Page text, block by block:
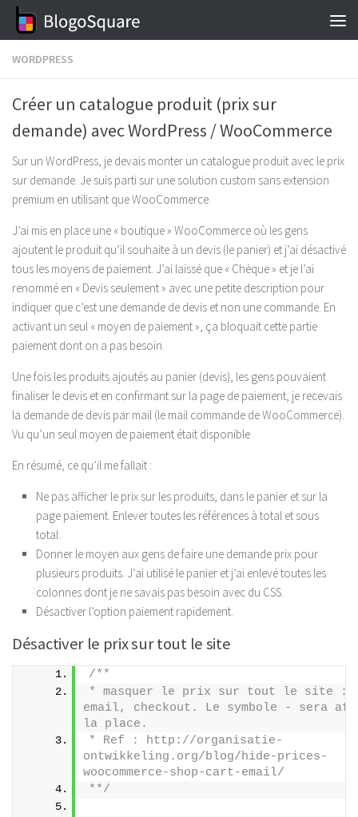
Skip to content
WORDPRESS
Créer un catalogue produit (prix sur
demande) avec WordPress / WooCommerce
Sur un WordPress, je devais monter un catalogue produit avec le prix
sur demande. Je suis parti sur une solution custom sans extension
premium en utilisant que WooCommerce.
J’ai mis en place une « boutique » WooCommerce où les gens
ajoutent le produit qu’il souhaite à un devis (le panier) et j’ai désactivé
tous les moyens de paiement. J’ai laissé que « Chèque » et je l’ai
renommé en « Devis seulement » avec une petite description pour
indiquer que c’est une demande de devis et non une commande. En
activant un seul « moyen de paiement », ça bloquait cette partie
paiement dont on a pas besoin.
Une fois les produits ajoutés au panier (devis), les gens pouvaient
finaliser le devis et en confirmant sur la page de paiement, je recevais
la demande de devis par mail (le mail commande de WooCommerce).
Vu qu’un seul moyen de paiement était disponible
En résumé, ce qu’il me fallait :
Ne pas afficher le prix sur les produits, dans le panier et sur la
page paiement. Enlever toutes les références à total et sous
total.
Donner le moyen aux gens de faire une demande prix pour
plusieurs produits. J’ai utilisé le panier et j’ai enlevé toutes les
colonnes dont je ne savais pas besoin avec du CSS.
Désactiver l’option paiement rapidement.
Désactiver le prix sur tout le site
/**
* masquer le prix sur tout le site :
email, checkout. Le symbole - sera
la place.
* Ref : http://organisatie-
ontwikkeling.org/blog/hide-prices-
woocommerce-shop-cart-email/
**/